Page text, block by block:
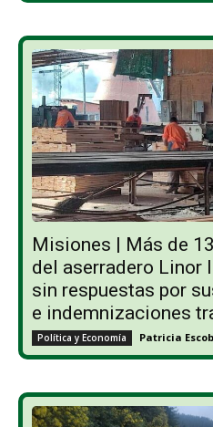
Misiones | Más de
del aserradero Linor
sin respuestas por
e indemnizaciones
Política y Economía Patricia